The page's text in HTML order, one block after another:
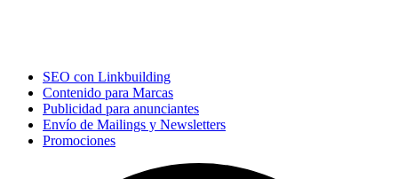
SEO con Linkbuilding
Contenido para Marcas
Publicidad para anunciantes
Envío de Mailings y Newsletters
Promociones